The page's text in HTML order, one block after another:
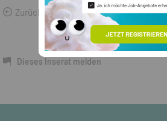
Zurück zu den Suchergebnissen
Dieses Inserat melden